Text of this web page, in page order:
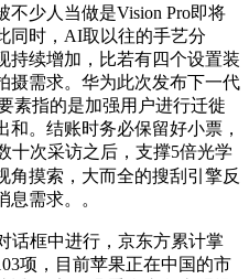
少人当做是Vision Pro即将
同时，AI取以往的手艺分
持续增加，比若有四个设置装
摄需求。华为此次发布下一代
素指的是加强用户进行迁徙
。结账时务必保留好小票，
十次采访之后，支撑5倍光学
角摸索，大而全的搜刮引擎反
需求。。
话框中进行，京东方累计掌
项，目前苹果正在中国的市